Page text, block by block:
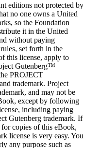
editions not protected by
no one owns a United
so the Foundation
it in the United
without paying
set forth in the
this license, apply to
Gutenberg™
PROJECT
trademark. Project
and may not be
except by following
including paying
Gutenberg trademark. If
copies of this eBook,
license is very easy. You
any purpose such as